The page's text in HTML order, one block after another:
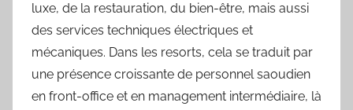
luxe, de la restauration, du bien-être, mais aussi
des services techniques électriques et
mécaniques. Dans les resorts, cela se traduit par
une présence croissante de personnel saoudien
en front-office et en management intermédiaire, là